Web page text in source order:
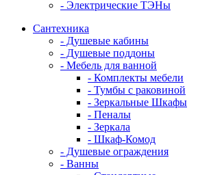
- Электрические ТЭНы
Сантехника
- Душевые кабины
- Душевые поддоны
- Мебель для ванной
- Комплекты мебели
- Тумбы с раковиной
- Зеркальные Шкафы
- Пеналы
- Зеркала
- Шкаф-Комод
- Душевые ограждения
- Ванны